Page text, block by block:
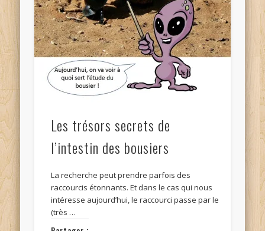
Les trésors secrets de
l’intestin des bousiers
La recherche peut prendre parfois des
raccourcis étonnants. Et dans le cas qui nous
intéresse aujourd’hui, le raccourci passe par le
(très …